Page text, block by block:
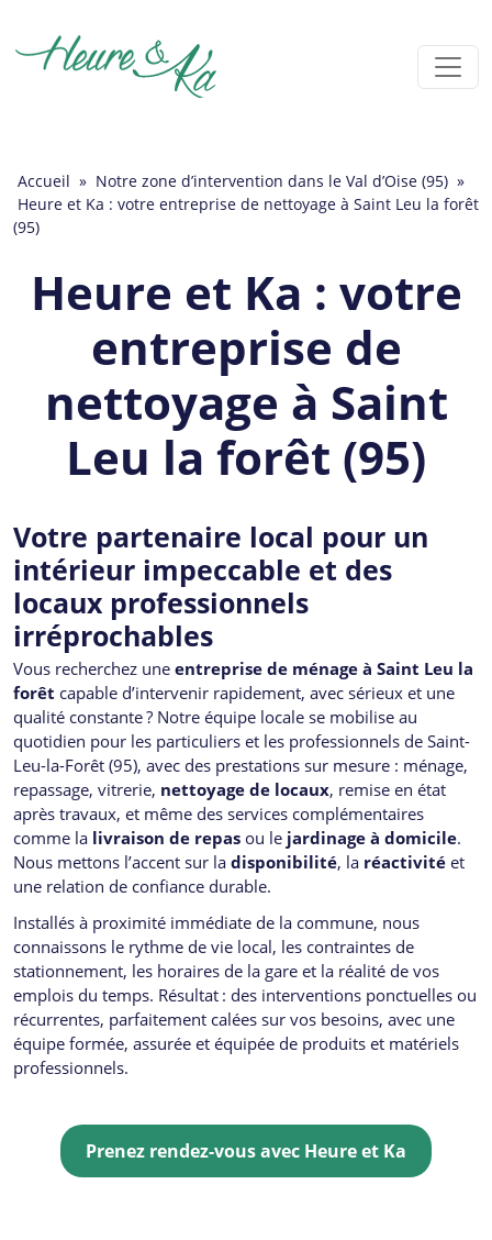
Accueil » Notre zone d’intervention dans le Val d’Oise (95) »
Heure et Ka : votre entreprise de nettoyage à Saint Leu la forêt
(95)
Heure et Ka : votre
entreprise de
nettoyage à Saint
Leu la forêt (95)
Votre partenaire local pour un
intérieur impeccable et des
locaux professionnels
irréprochables
Vous recherchez une entreprise de ménage à Saint Leu la
forêt capable d’intervenir rapidement, avec sérieux et une
qualité constante ? Notre équipe locale se mobilise au
quotidien pour les particuliers et les professionnels de Saint-
Leu-la-Forêt (95), avec des prestations sur mesure : ménage,
repassage, vitrerie, nettoyage de locaux, remise en état
après travaux, et même des services complémentaires
comme la livraison de repas ou le jardinage à domicile.
Nous mettons l’accent sur la disponibilité, la réactivité et
une relation de confiance durable.
Installés à proximité immédiate de la commune, nous
connaissons le rythme de vie local, les contraintes de
stationnement, les horaires de la gare et la réalité de vos
emplois du temps. Résultat : des interventions ponctuelles ou
récurrentes, parfaitement calées sur vos besoins, avec une
équipe formée, assurée et équipée de produits et matériels
professionnels.
Prenez rendez-vous avec Heure et Ka